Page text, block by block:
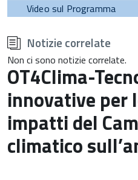
Video sul Programma
all'inizio
del
contenuto
Notizie correlate
Non ci sono notizie correlate.
OT4Clima-
innovative per
impatti del
climatico